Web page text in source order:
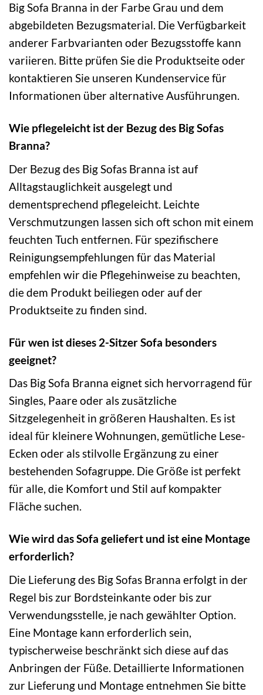
Big Sofa Branna in der Farbe Grau und dem
abgebildeten Bezugsmaterial. Die Verfügbarkeit
anderer Farbvarianten oder Bezugsstoffe kann
variieren. Bitte prüfen Sie die Produktseite oder
kontaktieren Sie unseren Kundenservice für
Informationen über alternative Ausführungen.
Wie pflegeleicht ist der Bezug des Big Sofas
Branna?
Der Bezug des Big Sofas Branna ist auf
Alltagstauglichkeit ausgelegt und
dementsprechend pflegeleicht. Leichte
Verschmutzungen lassen sich oft schon mit einem
feuchten Tuch entfernen. Für spezifischere
Reinigungsempfehlungen für das Material
empfehlen wir die Pflegehinweise zu beachten,
die dem Produkt beiliegen oder auf der
Produktseite zu finden sind.
Für wen ist dieses 2-Sitzer Sofa besonders
geeignet?
Das Big Sofa Branna eignet sich hervorragend für
Singles, Paare oder als zusätzliche
Sitzgelegenheit in größeren Haushalten. Es ist
ideal für kleinere Wohnungen, gemütliche Lese-
Ecken oder als stilvolle Ergänzung zu einer
bestehenden Sofagruppe. Die Größe ist perfekt
für alle, die Komfort und Stil auf kompakter
Fläche suchen.
Wie wird das Sofa geliefert und ist eine Montage
erforderlich?
Die Lieferung des Big Sofas Branna erfolgt in der
Regel bis zur Bordsteinkante oder bis zur
Verwendungsstelle, je nach gewählter Option.
Eine Montage kann erforderlich sein,
typischerweise beschränkt sich diese auf das
Anbringen der Füße. Detaillierte Informationen
zur Lieferung und Montage entnehmen Sie bitte